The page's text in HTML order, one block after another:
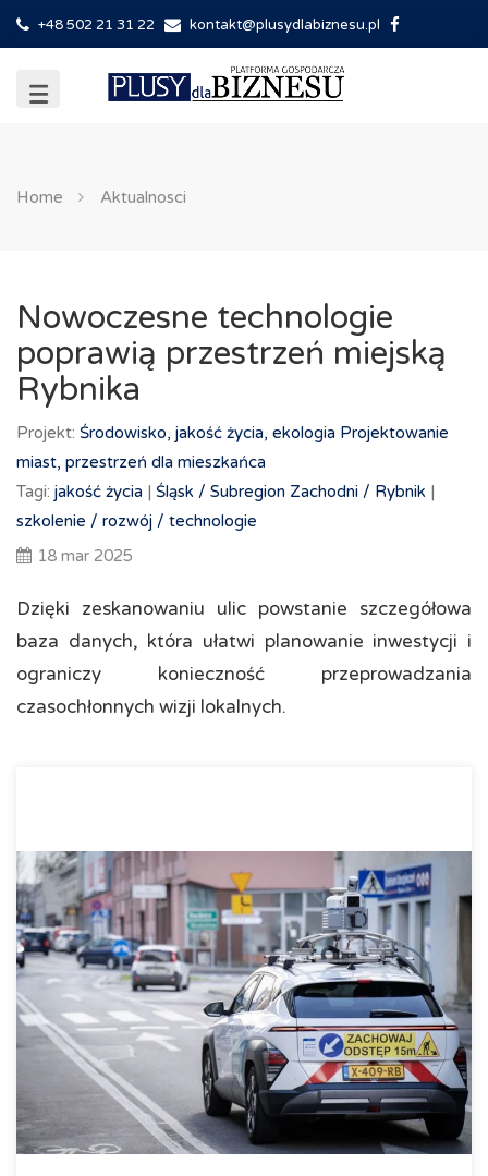
+48 502 21 31 22 kontakt@plusydlabiznesu.pl
Home Aktualnosci
Nowoczesne technologie
poprawią przestrzeń miejską
Rybnika
Projekt: Środowisko, jakość życia, ekologia Projektowanie
miast, przestrzeń dla mieszkańca
Tagi: jakość życia | Śląsk / Subregion Zachodni / Rybnik |
szkolenie / rozwój / technologie
18 mar 2025
Dzięki zeskanowaniu ulic powstanie szczegółowa
baza danych, która ułatwi planowanie inwestycji i
ograniczy konieczność przeprowadzania
czasochłonnych wizji lokalnych.